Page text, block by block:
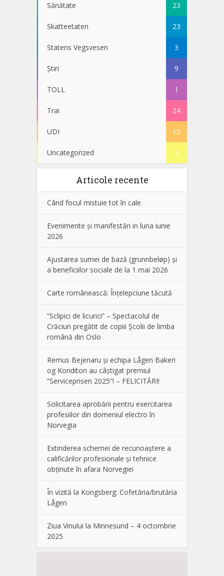
Sănătate 23
Skatteetaten 23
Statens Vegsvesen 3
Știri 9
TOLL 1
Trai 24
UDI 15
Uncategorized 5
Articole recente
Când focul mistuie tot în cale
Evenimente și manifestări in luna iunie
2026
Ajustarea sumei de bază (grunnbeløp) și
a beneficiilor sociale de la 1 mai 2026
Carte românească: Înțelepciune tăcută
”Sclipici de licurici” – Spectacolul de
Crăciun pregătit de copiii Școlii de limba
română din Oslo
Remus Bejenaru și echipa Lågen Bakeri
og Konditori au câștigat premiul
”Serviceprisen 2025”! – FELICITĂRI!
Solicitarea aprobării pentru exercitarea
profesiilor din domeniul electro în
Norvegia
Extinderea schemei de recunoaștere a
calificărilor profesionale și tehnice
obținute în afara Norvegiei
În vizită la Kongsberg: Cofetăria/brutăria
Lågen
Ziua Vinului la Minnesund – 4 octombrie
2025